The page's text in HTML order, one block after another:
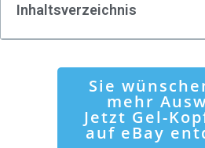
Inhaltsverzeichnis
Sie
mehr
Jetzt Gel-
auf eBay